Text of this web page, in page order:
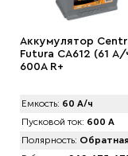
Аккумулятор
Futura CA612 (61 А/
600A R+
Емкость: 60 А/ч
Пусковой ток: 600 А
Полярность: Обратная